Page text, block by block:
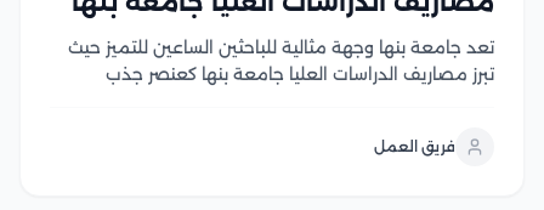
تعد جامعة بنها وجهة مثالية للباحثين الساعين للتميز حيث
تبرز مصاريف الدراسات العليا جامعة بنها كعنصر جذب
يتطلب فهم دقيق للتكاليف المالية واللوائح المنظمة...
فريق العمل